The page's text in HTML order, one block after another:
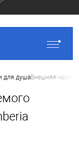
для душаВнешняя часть